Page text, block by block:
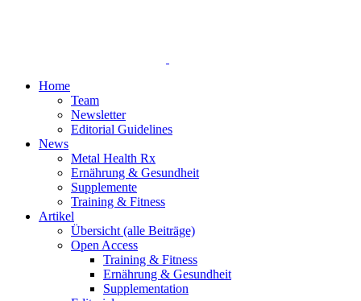
Home
Team
Newsletter
Editorial Guidelines
News
Metal Health Rx
Ernährung & Gesundheit
Supplemente
Training & Fitness
Artikel
Übersicht (alle Beiträge)
Open Access
Training & Fitness
Ernährung & Gesundheit
Supplementation